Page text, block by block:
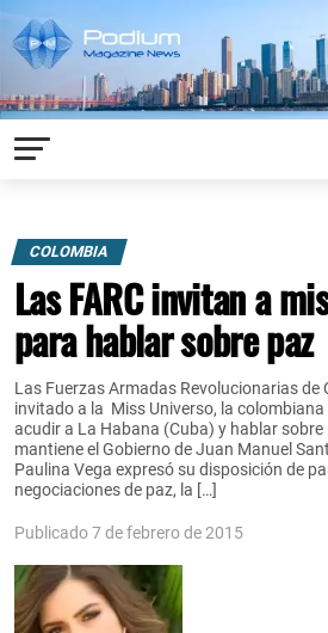
COLOMBIA
Las FARC invitan a
para hablar sobre paz
Las Fuerzas Armadas Revolucionarias de
invitado a la Miss Universo, la
acudir a La Habana (Cuba) y hablar sobre
mantiene el Gobierno de Juan Manuel
Paulina Vega expresó su disposición de
negociaciones de paz, la […]
Publicado 7 de febrero de 2015